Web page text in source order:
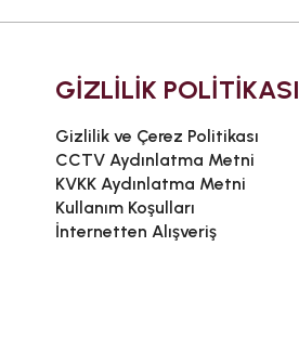
GİZLİLİK POLİTİKASI
Gizlilik ve Çerez Politikası
CCTV Aydınlatma Metni
KVKK Aydınlatma Metni
Kullanım Koşulları
İnternetten Alışveriş